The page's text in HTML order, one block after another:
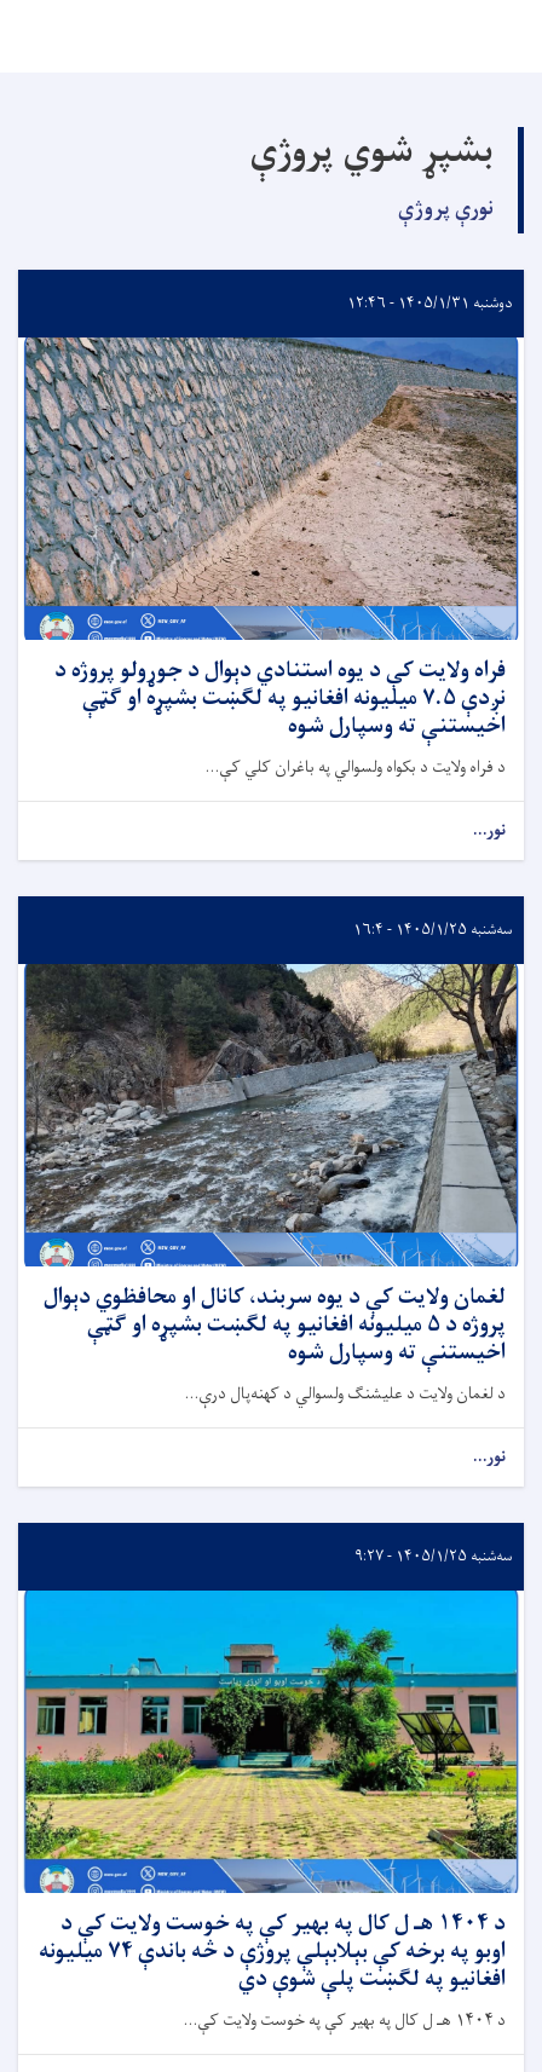
بشپړ شوي پروژې
نورې پروژې
دوشنبه ۱۴۰۵/۱/۳۱ - ۱۲:۴۶
فراه ولایت کې د یوه استنادي دېوال د جوړولو پروژه د
نږدې ۷.۵ میلیونه افغانیو په لګښت بشپړه او ګټې
اخیستنې ته وسپارل شوه
د فراه ولایت د بکواه ولسوالي په باغران کلي کې...
نور...
سه‌شنبه ۱۴۰۵/۱/۲۵ - ۱۶:۴
لغمان ولایت کې د یوه سربند، کانال او محافظوي دېوال
پروژه د ۵ میلیونه افغانیو په لګښت بشپړه او ګټې
اخیستنې ته وسپارل شوه
د لغمان ولایت د علیشنګ ولسوالي د کهنه‌پال درې...
نور...
سه‌شنبه ۱۴۰۵/۱/۲۵ - ۹:۲۷
د ۱۴۰۴ هـ ل کال په بهیر کې په خوست ولایت کې د
اوبو په برخه کې بېلابېلې پروژې د څه باندې ۷۴ میلیونه
افغانیو په لګښت پلې شوې دي
د ۱۴۰۴ هـ ل کال په بهیر کې په خوست ولایت کې...